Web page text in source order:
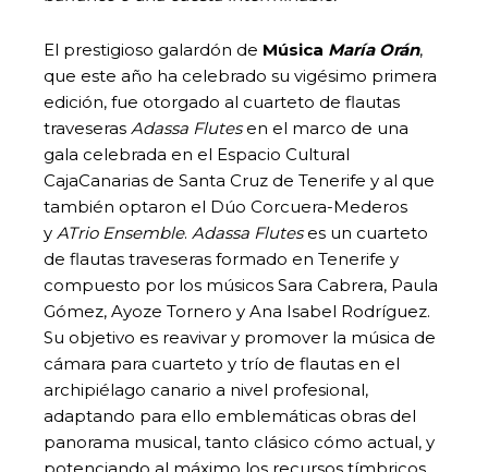
El prestigioso galardón de Música María Orán,
que este año ha celebrado su vigésimo primera
edición, fue otorgado al cuarteto de flautas
traveseras Adassa Flutesen el marco de una
gala celebrada en el Espacio Cultural
CajaCanarias de Santa Cruz de Tenerife y al que
también optaron el Dúo Corcuera-Mederos
y ATrio Ensemble. Adassa Fluteses un cuarteto
de flautas traveseras formado en Tenerife y
compuesto por los músicos Sara Cabrera, Paula
Gómez, Ayoze Tornero y Ana Isabel Rodríguez.
Su objetivo es reavivar y promover la música de
cámara para cuarteto y trío de flautas en el
archipiélago canario a nivel profesional,
adaptando para ello emblemáticas obras del
panorama musical, tanto clásico cómo actual, y